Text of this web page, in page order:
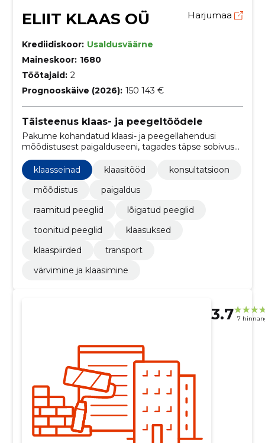
ELIIT KLAAS OÜ Harjumaa
Krediidiskoor: Usaldusväärne
Maineskoor: 1680
Töötajaid: 2
Prognooskäive (2026): 150 143 €
Täisteenus klaas- ja peegeltöödele
Pakume kohandatud klaasi- ja peegellahendusi
mõõdistusest paigalduseeni, tagades täpse sobivuse,
klaasseinad
klaasitööd
konsultatsioon
mõõdistus
paigaldus
raamitud peeglid
lõigatud peeglid
toonitud peeglid
klaasuksed
klaaspiirded
transport
värvimine ja klaasimine
3.7 7